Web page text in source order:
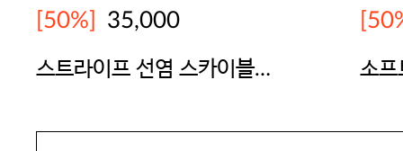
[50%] 35,000
스트라이프 선염 스카이블루
소프